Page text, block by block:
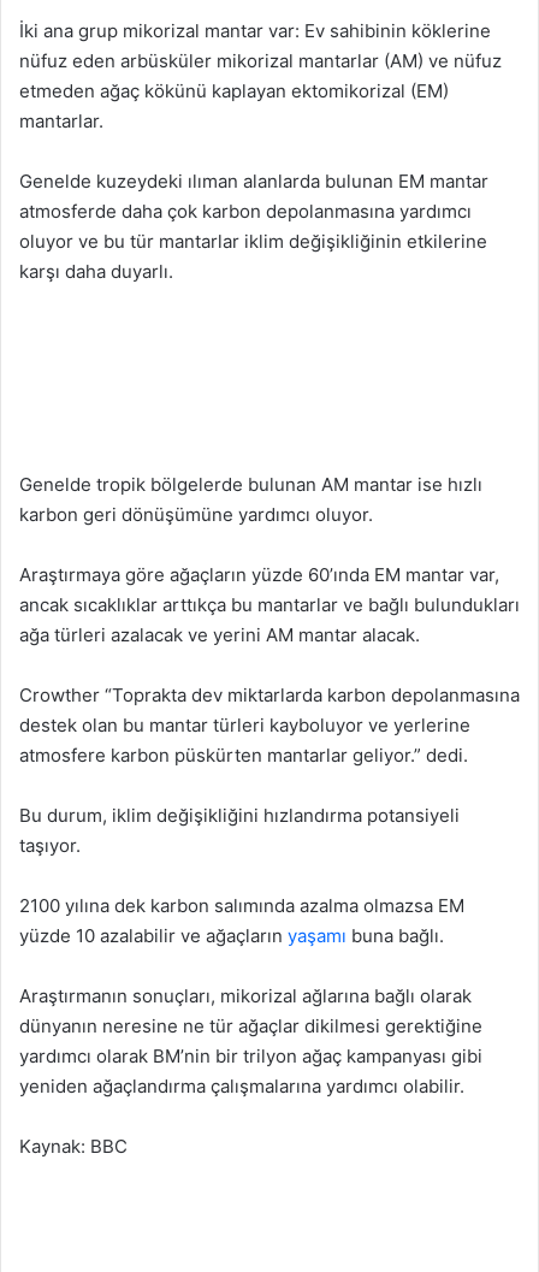
İki ana grup mikorizal mantar var: Ev sahibinin köklerine
nüfuz eden arbüsküler mikorizal mantarlar (AM) ve nüfuz
etmeden ağaç kökünü kaplayan ektomikorizal (EM)
mantarlar.
Genelde kuzeydeki ılıman alanlarda bulunan EM mantar
atmosferde daha çok karbon depolanmasına yardımcı
oluyor ve bu tür mantarlar iklim değişikliğinin etkilerine
karşı daha duyarlı.
Genelde tropik bölgelerde bulunan AM mantar ise hızlı
karbon geri dönüşümüne yardımcı oluyor.
Araştırmaya göre ağaçların yüzde 60’ında EM mantar var,
ancak sıcaklıklar arttıkça bu mantarlar ve bağlı bulundukları
ağa türleri azalacak ve yerini AM mantar alacak.
Crowther “Toprakta dev miktarlarda karbon depolanmasına
destek olan bu mantar türleri kayboluyor ve yerlerine
atmosfere karbon püskürten mantarlar geliyor.” dedi.
Bu durum, iklim değişikliğini hızlandırma potansiyeli
taşıyor.
2100 yılına dek karbon salımında azalma olmazsa EM
yüzde 10 azalabilir ve ağaçların yaşamı buna bağlı.
Araştırmanın sonuçları, mikorizal ağlarına bağlı olarak
dünyanın neresine ne tür ağaçlar dikilmesi gerektiğine
yardımcı olarak BM’nin bir trilyon ağaç kampanyası gibi
yeniden ağaçlandırma çalışmalarına yardımcı olabilir.
Kaynak: BBC